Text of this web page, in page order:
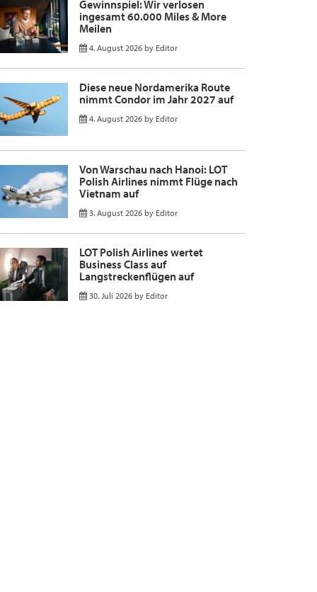
Gewinnspiel: Wir verlosen
ingesamt 60.000 Miles & More
Meilen
4. August 2026 by Editor
Diese neue Nordamerika Route
nimmt Condor im Jahr 2027 auf
4. August 2026 by Editor
Von Warschau nach Hanoi: LOT
Polish Airlines nimmt Flüge nach
Vietnam auf
3. August 2026 by Editor
LOT Polish Airlines wertet
Business Class auf
Langstreckenflügen auf
30. Juli 2026 by Editor